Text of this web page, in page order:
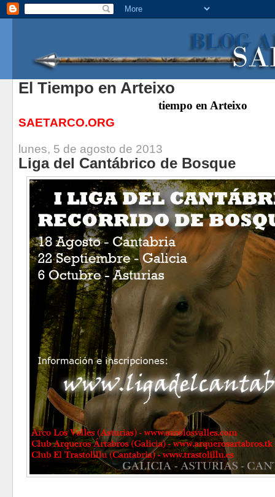
El Tiempo en Arteixo
tiempo en Arteixo
SAETARCO.ORG
lunes, 5 de agosto de 2013
Liga del Cantábrico de Bosque